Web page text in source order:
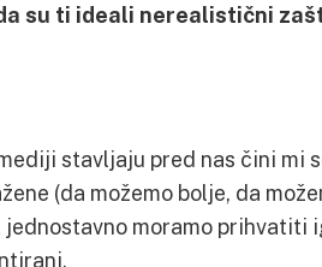
su ti ideali nerealistični
stavljaju pred nas čini mi
(da možemo bolje, da
moramo prihvatiti